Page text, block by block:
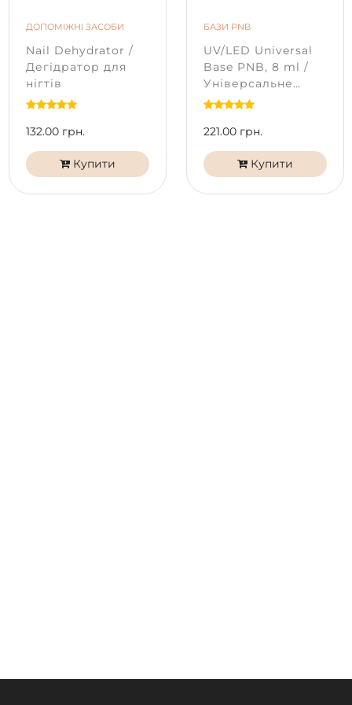
PNB безпечні та не містять речовин, що викликають
алергічні реакції. Формула гель-лаків PNB 7free не
містить: дибутилфталат (ДБФ), формальдегід,
формальдегідна смола, тріфенілфосфат (TPHP),
толуол, камфора, ксилол.
ДОПОМІЖНІ ЗАСОБИ
Nail Dehydrator /
Дегідратор для
нігтів
132.00 грн.
Купити
БАЗИ PNB
UV/LED Universal
Base PNB, 8 ml /
Універсальне
базове покриття
221.00 грн.
Купити